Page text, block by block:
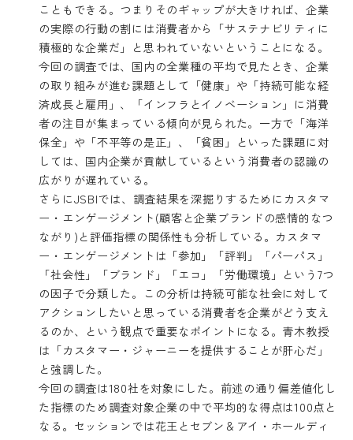
こともできる。つまりそのギャップが大きければ、企業
の実際の行動の割には消費者から「サステナビリティに
積極的な企業だ」と思われていないということになる。
今回の調査では、国内の全業種の平均で見たとき、企業
の取り組みが進む課題として「健康」や「持続可能な経
済成長と雇用」、「インフラとイノベーション」に消費
者の注目が集まっている傾向が見られた。一方で「海洋
保全」や「不平等の是正」、「貧困」といった課題に対
しては、国内企業が貢献しているという消費者の認識の
広がりが遅れている。
さらにJSBIでは、調査結果を深掘りするためにカスタマ
ー・エンゲージメント(顧客と企業ブランドの感情的なつ
ながり)と評価指標の関係性も分析している。カスタマ
ー・エンゲージメントは「参加」「評判」「パーパス」
「社会性」「ブランド」「エコ」「労働環境」という7つ
の因子で分類した。この分析は持続可能な社会に対して
アクションしたいと思っている消費者を企業がどう支え
るのか、という観点で重要なポイントになる。青木教授
は「カスタマー・ジャーニーを提供することが肝心だ」
と強調した。
今回の調査は180社を対象にした。前述の通り偏差値化し
た指標のため調査対象企業の中で平均的な得点は100点と
なる。セッションでは花王とセブン＆アイ・ホールディ